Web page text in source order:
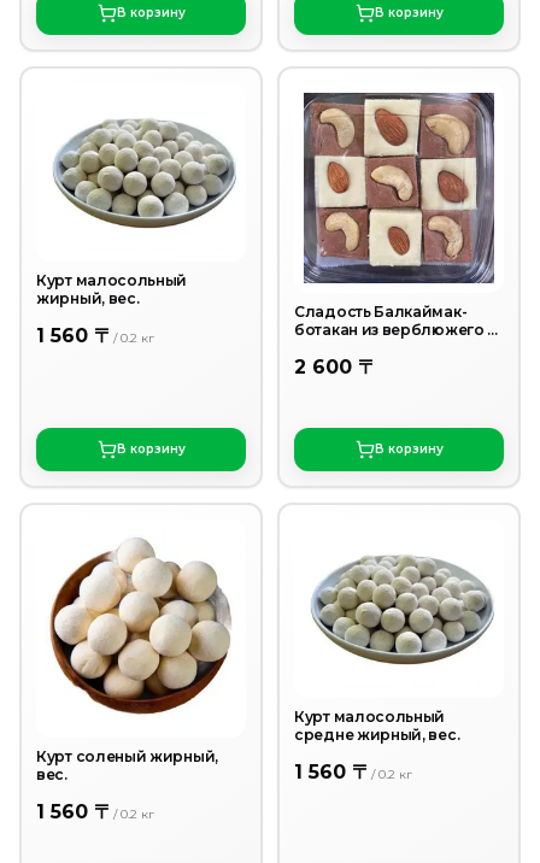
В корзину В корзину
Курт малосольный
жирный, вес.
1 560 〒 /0.2 кг
В корзину
Сладость Балкаймак-
ботакан из верблюжего и
2 600 〒
В корзину
Курт соленый жирный,
вес.
1 560 〒 /0.2 кг
Курт малосольный
средне жирный, вес.
1 560 〒 /0.2 кг